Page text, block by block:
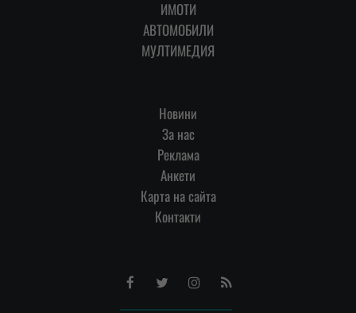
ИМОТИ
АВТОМОБИЛИ
МУЛТИМЕДИЯ
Новини
За нас
Реклама
Анкети
Карта на сайта
Контакти
FacebookTwitterInstagram
RSS